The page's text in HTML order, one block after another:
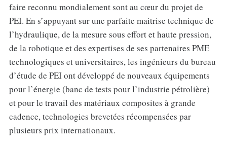
faire reconnu mondialement sont au cœur du projet de
PEI. En s’appuyant sur une parfaite maitrise technique de
l’hydraulique, de la mesure sous effort et haute pression,
de la robotique et des expertises de ses partenaires PME
technologiques et universitaires, les ingénieurs du bureau
d’étude de PEI ont développé de nouveaux équipements
pour l’énergie (banc de tests pour l’industrie pétrolière)
et pour le travail des matériaux composites à grande
cadence, technologies brevetées récompensées par
plusieurs prix internationaux.